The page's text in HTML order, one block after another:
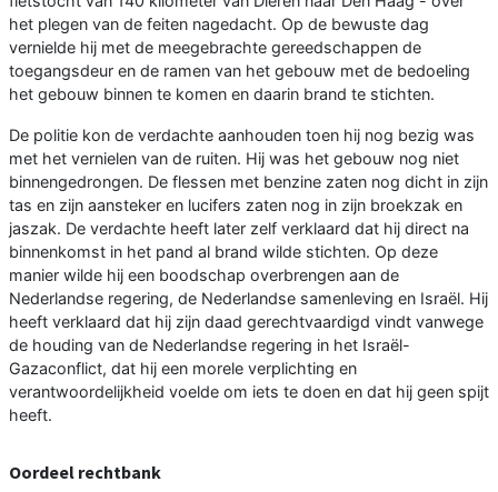
het plegen van de feiten nagedacht. Op de bewuste dag
vernielde hij met de meegebrachte gereedschappen de
toegangsdeur en de ramen van het gebouw met de bedoeling
het gebouw binnen te komen en daarin brand te stichten.
De politie kon de verdachte aanhouden toen hij nog bezig was
met het vernielen van de ruiten. Hij was het gebouw nog niet
binnengedrongen. De flessen met benzine zaten nog dicht in zijn
tas en zijn aansteker en lucifers zaten nog in zijn broekzak en
jaszak. De verdachte heeft later zelf verklaard dat hij direct na
binnenkomst in het pand al brand wilde stichten. Op deze
manier wilde hij een boodschap overbrengen aan de
Nederlandse regering, de Nederlandse samenleving en Israël. Hij
heeft verklaard dat hij zijn daad gerechtvaardigd vindt vanwege
de houding van de Nederlandse regering in het Israël-
Gazaconflict, dat hij een morele verplichting en
verantwoordelijkheid voelde om iets te doen en dat hij geen spijt
heeft.
Oordeel rechtbank